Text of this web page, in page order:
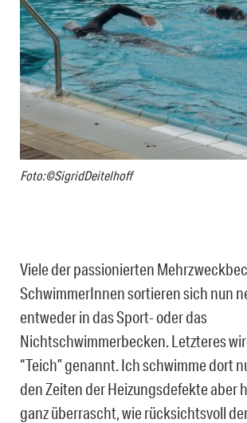
Foto:©SigridDeitelhoff
Viele der passionierten
SchwimmerInnen sortieren sich nun
entweder in das Sport- oder das
Nichtschwimmerbecken. Letzteres
“Teich” genannt. Ich schwimme dort
den Zeiten der Heizungsdefekte aber
ganz überrascht, wie rücksichtsvoll